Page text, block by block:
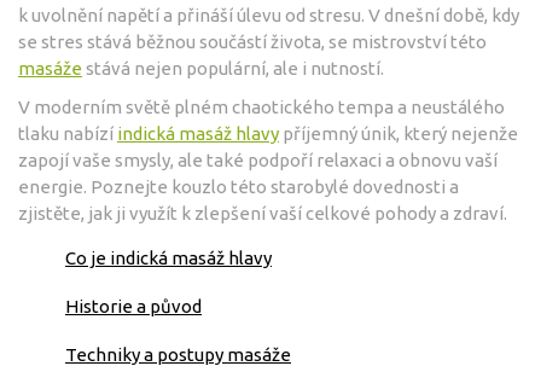
k uvolnění napětí a přináší úlevu od stresu. V dnešní době, kdy
se stres stává běžnou součástí života, se mistrovství této
masáže stává nejen populární, ale i nutností.
V moderním světě plném chaotického tempa a neustálého
tlaku nabízí indická masáž hlavy příjemný únik, který nejenže
zapojí vaše smysly, ale také podpoří relaxaci a obnovu vaší
energie. Poznejte kouzlo této starobylé dovednosti a
zjistěte, jak ji využít k zlepšení vaší celkové pohody a zdraví.
Co je indická masáž hlavy
Historie a původ
Techniky a postupy masáže